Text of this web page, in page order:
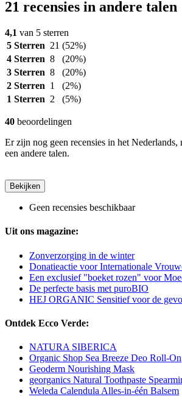
21 recensies in andere talen
4,1 van 5 sterren
5 Sterren 21 (52%)
4 Sterren 8
(20%)
3 Sterren 8
(20%)
2 Sterren 1
(2%)
1 Sterren 2 (5%)
40 beoordelingen
Er zijn nog geen recensies in het Nederlands,
een andere talen.
Bekijken
Geen recensies beschikbaar
Uit ons magazine:
Zonverzorging in de winter
Donatieactie voor Internationale
Een exclusief "boeket rozen" voor
De perfecte basis met puroBIO
HEJ ORGANIC Sensitief voor de
Ontdek Ecco Verde:
NATURA SIBERICA
Organic Shop Sea Breeze Deo Roll-On
Geoderm Nourishing Mask
georganics Natural Toothpaste
Weleda Calendula Alles-in-één Balsem